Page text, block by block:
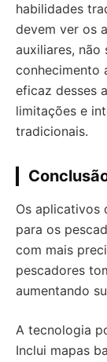
habilidades
devem ver os
auxiliares, não
conhecimento
eficaz desses
limitações e
tradicionais.
Os aplicativos
para os
com mais
pescadores
aumentando
A tecnologia
Inclui mapas